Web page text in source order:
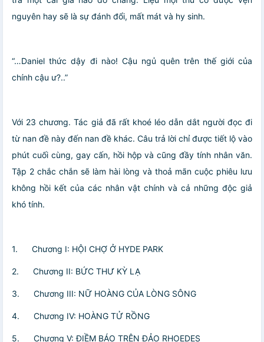
nguyên hay sẽ là sự đánh đổi, mất mát và hy sinh.
“…Daniel thức dậy đi nào! Cậu ngủ quên trên thế giới của
chính cậu ư?..”
Với 23 chương. Tác giả đã rất khoé léo dẫn dắt người đọc đi
từ nan đề này đến nan đề khác. Câu trả lời chỉ được tiết lộ vào
phút cuối cùng, gay cấn, hồi hộp và cũng đầy tính nhân văn.
Tập 2 chắc chắn sẽ làm hài lòng và thoả mãn cuộc phiêu lưu
không hồi kết của các nhân vật chính và cả những độc giả
khó tính.
1. Chương I: HỘI CHỢ Ở HYDE PARK
2. Chương II: BỨC THƯ KỲ LẠ
3. Chương III: NỮ HOÀNG CỦA LÒNG SÔNG
4. Chương IV: HOÀNG TỬ RỒNG
5. Chương V: ĐIỀM BÁO TRÊN ĐẢO RHOEDES